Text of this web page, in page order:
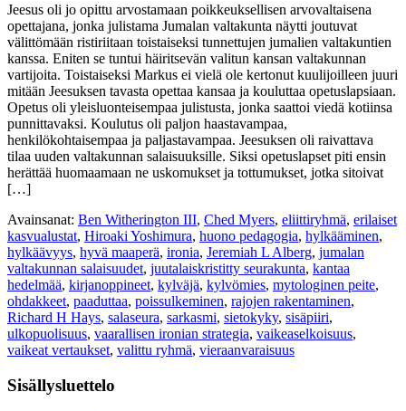
Jeesus oli jo opittu arvostamaan poikkeuksellisen arvovaltaisena
opettajana, jonka julistama Jumalan valtakunta näytti joutuvat
välittömään ristiriitaan toistaiseksi tunnettujen jumalien valtakuntien
kanssa. Eniten se tuntui häiritsevän valitun kansan valtakunnan
vartijoita. Toistaiseksi Markus ei vielä ole kertonut kuulijoilleen juuri
mitään Jeesuksen tavasta opettaa kansaa ja kouluttaa opetuslapsiaan.
Opetus oli yleisluonteisempaa julistusta, jonka saattoi viedä kotiinsa
punnittavaksi. Koulutus oli paljon haastavampaa,
henkilökohtaisempaa ja paljastavampaa. Jeesuksen oli raivattava
tilaa uuden valtakunnan salaisuuksille. Siksi opetuslapset piti ensin
herättää huomaamaan ne uskomukset ja tottumukset, jotka sitoivat
[…]
Avainsanat: Ben Witherington III, Ched Myers, eliittiryhmä, erilaiset
kasvualustat, Hiroaki Yoshimura, huono pedagogia, hylkääminen,
hylkäävyys, hyvä maaperä, ironia, Jeremiah L Alberg, jumalan
valtakunnan salaisuudet, juutalaiskristitty seurakunta, kantaa
hedelmää, kirjanoppineet, kylväjä, kylvömies, mytologinen peite,
ohdakkeet, paaduttaa, poissulkeminen, rajojen rakentaminen,
Richard H Hays, salaseura, sarkasmi, sietokyky, sisäpiiri,
ulkopuolisuus, vaarallisen ironian strategia, vaikeaselkoisuus,
vaikeat vertaukset, valittu ryhmä, vieraanvaraisuus
Sisällysluettelo